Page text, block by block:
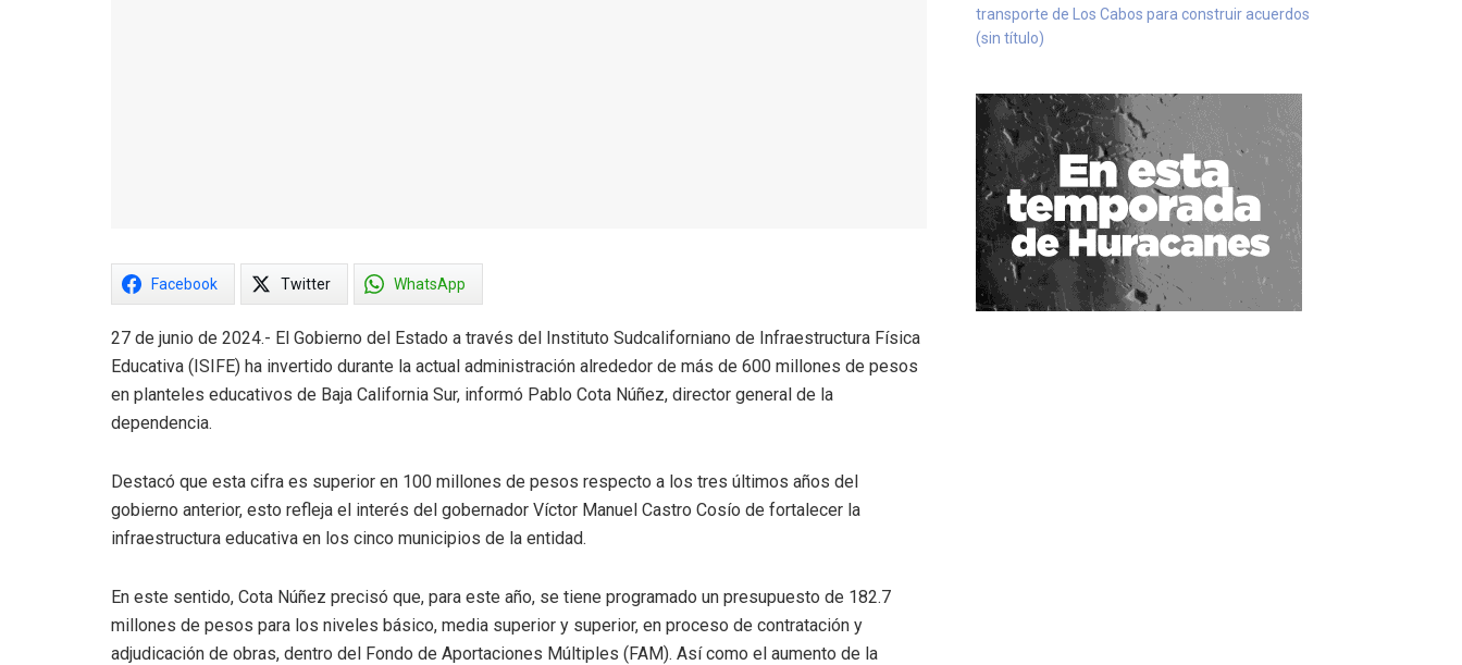
Facebook Twitter WhatsApp
27 de junio de 2024.- El Gobierno del Estado a través del Instituto Sudcaliforniano de Infraestructura Física
Educativa (ISIFE) ha invertido durante la actual administración alrededor de más de 600 millones de pesos
en planteles educativos de Baja California Sur, informó Pablo Cota Núñez, director general de la
dependencia.
Destacó que esta cifra es superior en 100 millones de pesos respecto a los tres últimos años del
gobierno anterior, esto refleja el interés del gobernador Víctor Manuel Castro Cosío de fortalecer la
infraestructura educativa en los cinco municipios de la entidad.
En este sentido, Cota Núñez precisó que, para este año, se tiene programado un presupuesto de 182.7
millones de pesos para los niveles básico, media superior y superior, en proceso de contratación y
adjudicación de obras, dentro del Fondo de Aportaciones Múltiples (FAM). Así como el aumento de la
transporte de Los Cabos para construir acuerdos
(sin título)